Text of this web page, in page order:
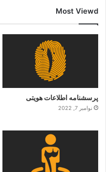
Most Viewd
پرسشنامه اطلاعات هویتی
نوامبر 7, 2022